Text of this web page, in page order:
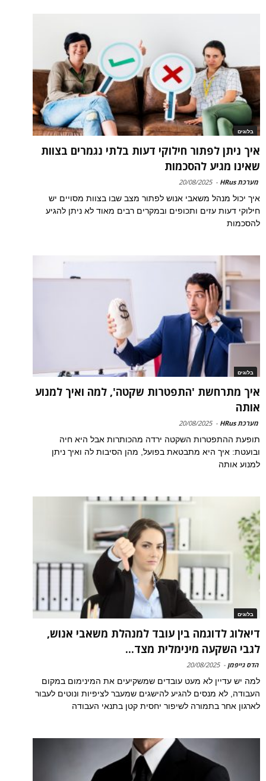
בלוגים
איך ניתן לפתור חילוקי דעות בלתי נגמרים בצוות
שאינו מגיע להסכמות
מערכת HRus -
20/08/2025
איך יכול מנהל משאבי אנוש לפתור מצב שבו בצוות מסויים יש
חילוקי דעות עזים ותכופים ובמקרים רבים מאוד לא ניתן להגיע
להסכמות
בלוגים
איך מתרחשת 'התפטרות שקטה', למה ואיך למנוע
אותה
מערכת HRus -
20/08/2025
תופעת ההתפטרות השקטה ירדה מהכותרות אבל היא חיה
ובועטת: איך היא מתבטאת בפועל, מהן הסיבות לה ואיך ניתן
למנוע אותה
בלוגים
דיאלוג לדוגמה בין עובד למנהלת משאבי אנוש,
לגבי השקעה מינימלית מצד...
הדס גייפמן -
20/08/2025
למה יש עדיין לא מעט עובדים שמשקיעים את המינימום במקום
העבודה, לא מנסים להגיע להישגים שמעבר לציפיות ונוטים לעבור
לארגון אחר בתמורה לשיפור יחסית קטן בתנאי העבודה